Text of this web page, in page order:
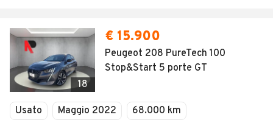
18
€ 15.900
Peugeot 208 PureTech 100
Stop&Start 5 porte GT
Usato Maggio 2022
68.000 km